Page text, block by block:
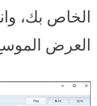
الخاص بك،
العرض